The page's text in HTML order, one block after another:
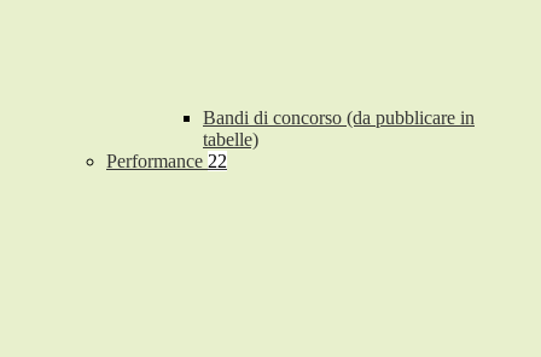
Bandi di concorso (da pubblicare in
tabelle)
Performance 22